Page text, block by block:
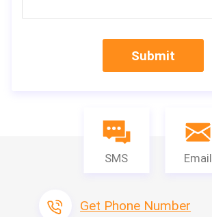
Submit
SMS Email
Get Phone Number